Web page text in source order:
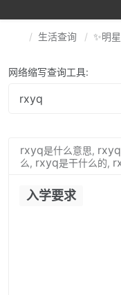
生活查询 ✨明
网络缩写查询工具:
rxyq是什么意思, rxyq
么, rxyq是干什么的,
入学要求